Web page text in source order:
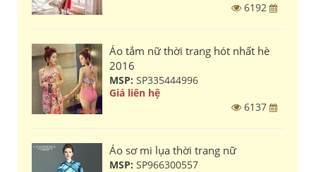
6192
Áo tắm nữ thời trang hót nhất hè
2016
MSP: SP335444996
Giá liên hệ
6137
Áo sơ mi lụa thời trang nữ
MSP: SP966300557